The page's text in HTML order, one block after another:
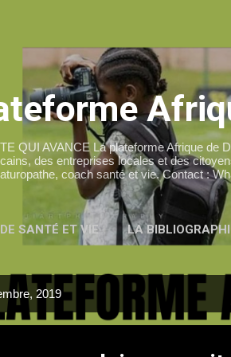
QUI AVANCE La plateforme Afrique de
des entreprises locales et des
coach santé et vie. Contact :
SANTÉ ET VIE LA
2019